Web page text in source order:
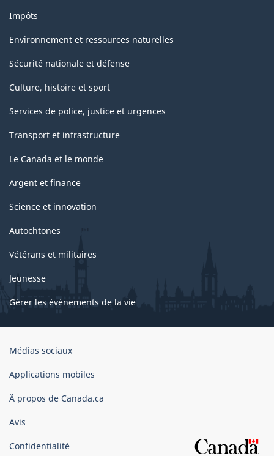
Impôts
Environnement et ressources naturelles
Sécurité nationale et défense
Culture, histoire et sport
Services de police, justice et urgences
Transport et infrastructure
Le Canada et le monde
Argent et finance
Science et innovation
Autochtones
Vétérans et militaires
Jeunesse
Gérer les événements de la vie
Organisation
gouvernement
Canada
Médias sociaux
Applications mobiles
Ã propos de Canada.ca
Avis
Confidentialité